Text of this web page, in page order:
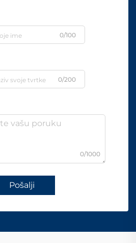
0/100
0/200
0/1000
Pošalji